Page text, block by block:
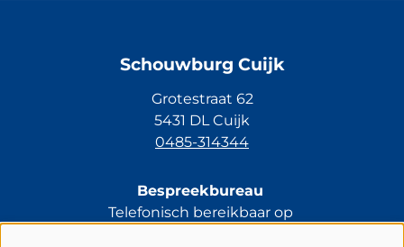
Schouwburg Cuijk
Grotestraat 62
5431 DL Cuijk
0485-314344
Bespreekbureau
Telefonisch bereikbaar op